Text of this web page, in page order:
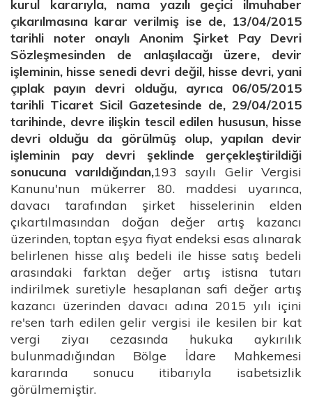
kurul kararıyla, nama yazılı geçici ilmuhaber
çıkarılmasına karar verilmiş ise de, 13/04/2015
tarihli noter onaylı Anonim Şirket Pay Devri
Sözleşmesinden de anlaşılacağı üzere, devir
işleminin, hisse senedi devri değil, hisse devri, yani
çıplak payın devri olduğu, ayrıca 06/05/2015
tarihli Ticaret Sicil Gazetesinde de, 29/04/2015
tarihinde, devre ilişkin tescil edilen hususun, hisse
devri olduğu da görülmüş olup, yapılan devir
işleminin pay devri şeklinde gerçekleştirildiği
sonucuna varıldığından,193 sayılı Gelir Vergisi
Kanunu'nun mükerrer 80. maddesi uyarınca,
davacı tarafından şirket hisselerinin elden
çıkartılmasından doğan değer artış kazancı
üzerinden, toptan eşya fiyat endeksi esas alınarak
belirlenen hisse alış bedeli ile hisse satış bedeli
arasındaki farktan değer artış istisna tutarı
indirilmek suretiyle hesaplanan safi değer artış
kazancı üzerinden davacı adına 2015 yılı içini
re'sen tarh edilen gelir vergisi ile kesilen bir kat
vergi ziyaı cezasında hukuka aykırılık
bulunmadığından Bölge İdare Mahkemesi
kararında sonucu itibarıyla isabetsizlik
görülmemiştir.